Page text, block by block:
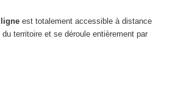
est totalement accessible à distance
territoire et se déroule entièrement par